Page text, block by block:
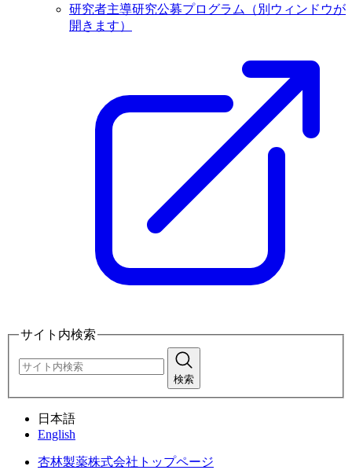
研究者主導研究公募プログラム
（別ウィンドウが
開きます）
サイト内検索
検索
日本語
English
杏林製薬株式会社トップページ